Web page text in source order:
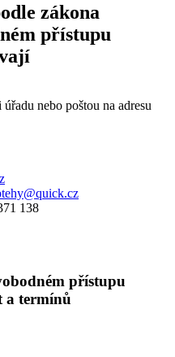
zákona
přístupu
nebo poštou na adresu
138
přístupu
a termínů